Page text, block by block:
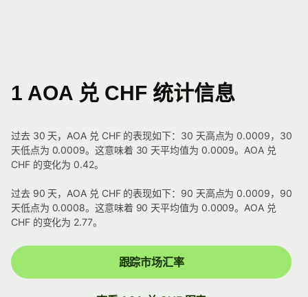
1 AOA 兑 CHF 统计信息
过去 30 天，AOA 兑 CHF 的表现如下：30 天高点为 0.0009，30
天低点为 0.0009。这意味着 30 天平均值为 0.0009。AOA 兑
CHF 的变化为 0.42。
过去 90 天，AOA 兑 CHF 的表现如下：90 天高点为 0.0009，90
天低点为 0.0008。这意味着 90 天平均值为 0.0009。AOA 兑
CHF 的变化为 2.77。
跟踪市场汇率